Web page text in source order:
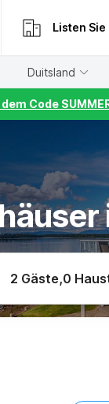
Listen
Duitsland
Code
2 Gäste,0